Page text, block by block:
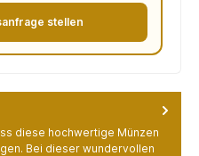
stellen
diese hochwertige Münzen
Bei dieser wundervollen